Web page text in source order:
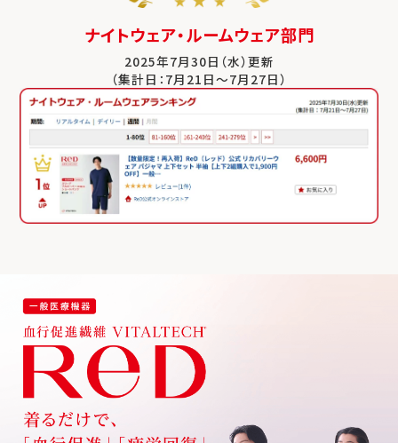
ナイトウェア・ルームウェア部門
2025年7月30日（水）更新
（集計日：7月21日～7月27日）